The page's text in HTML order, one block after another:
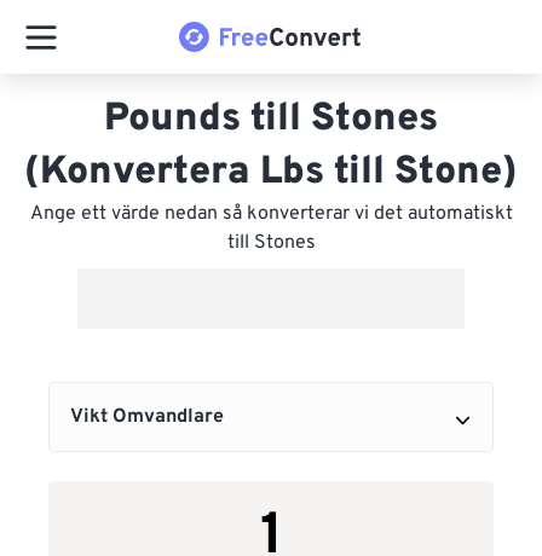
Pounds till Stones
(Konvertera Lbs till Stone)
Ange ett värde nedan så konverterar vi det automatiskt
till Stones